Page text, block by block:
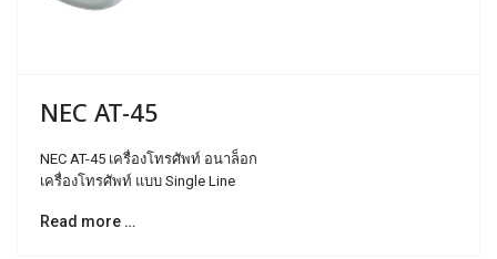
NEC AT-45
NEC AT-45 เครื่องโทรศัพท์ อนาล็อก
เครื่องโทรศัพท์ แบบ Single Line
Read more …